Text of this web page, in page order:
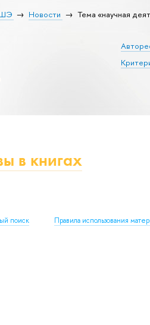
Новости Тема «научная
в книгах
поиск
Правила использования